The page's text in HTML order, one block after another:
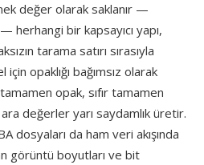
değer olarak saklanır —
herhangi bir kapsayıcı yapı,
tarama satırı sırasıyla
için opaklığı bağımsız olarak
opak, sıfır tamamen
değerler yarı saydamlık üretir.
dosyaları da ham veri akışında
görüntü boyutları ve bit